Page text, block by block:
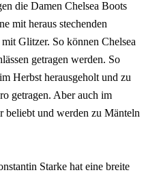
die Damen Chelsea Boots
mit heraus stechenden
Glitzer. So können Chelsea
getragen werden. So
Herbst herausgeholt und zu
getragen. Aber auch im
beliebt und werden zu Mänteln
Starke hat eine breite